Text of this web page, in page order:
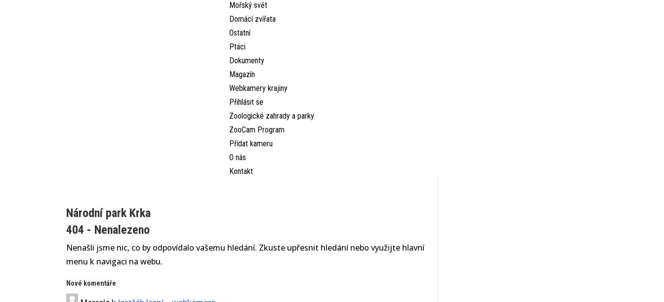
Mořský svět
Domácí zvířata
Ostatní
Ptáci
Dokumenty
Magazín
Webkamery krajiny
Přihlásit se
Zoologické zahrady a parky
ZooCam Program
Přidat kameru
O nás
Kontakt
Národní park Krka
404 - Nenalezeno
Nenašli jsme nic, co by odpovídalo vašemu hledání. Zkuste upřesnit hledání nebo využijte hlavní
menu k navigaci na webu.
Nové komentáře